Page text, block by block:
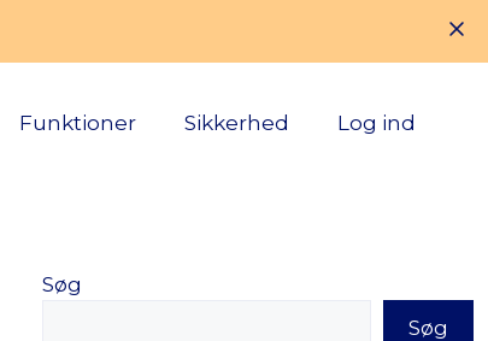
Funktioner Sikkerhed Log ind
Søg
Søg